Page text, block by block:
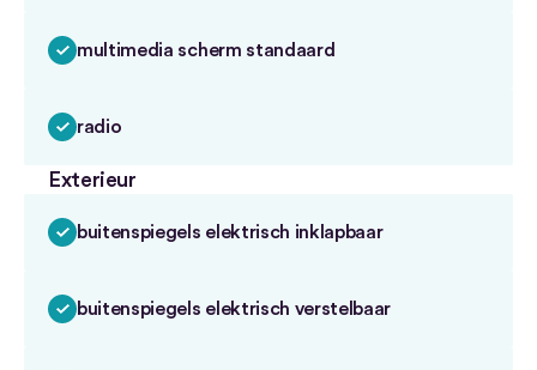
multimedia scherm standaard
radio
Exterieur
buitenspiegels elektrisch inklapbaar
buitenspiegels elektrisch verstelbaar